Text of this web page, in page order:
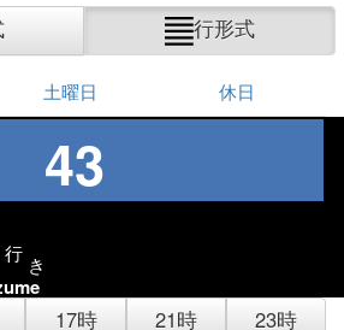
行形式
土曜日 休日
43
行 き
17時 21時
23時